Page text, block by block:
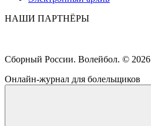
НАШИ ПАРТНЁРЫ
Сборный России. Волейбол. © 2026
Онлайн-журнал для болельщиков